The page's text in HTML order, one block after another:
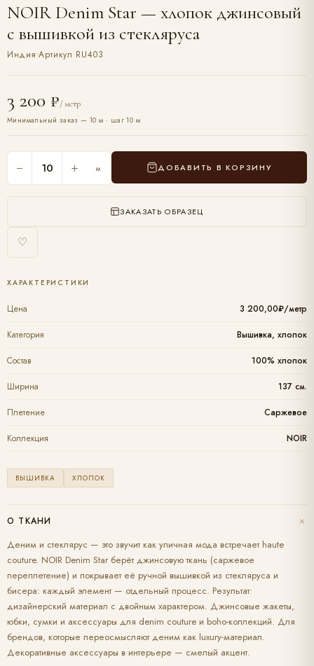
NOIR Denim Star — хлопок джинсовый
с вышивкой из стекляруса
Индия Артикул RU403
3 200 ₽/ метр
Минимальный заказ — 10 м · шаг 10 м
− + м ДОБАВИТЬ В КОРЗИНУ
ЗАКАЗАТЬ ОБРАЗЕЦ
♡
ХАРАКТЕРИСТИКИ
Цена 3 200,00₽/метр
Категория Вышивка, хлопок
Состав 100% хлопок
Ширина 137 см.
Плетение Саржевое
Коллекция NOIR
ВЫШИВКА ХЛОПОК
О ТКАНИ +
Деним и стеклярус — это звучит как уличная мода встречает haute
couture. NOIR Denim Star берёт джинсовую ткань (саржевое
переплетение) и покрывает её ручной вышивкой из стекляруса и
бисера: каждый элемент — отдельный процесс. Результат:
дизайнерский материал с двойным характером. Джинсовые жакеты,
юбки, сумки и аксессуары для denim couture и boho-коллекций. Для
брендов, которые переосмысляют деним как luxury-материал.
Декоративные аксессуары в интерьере — смелый акцент.